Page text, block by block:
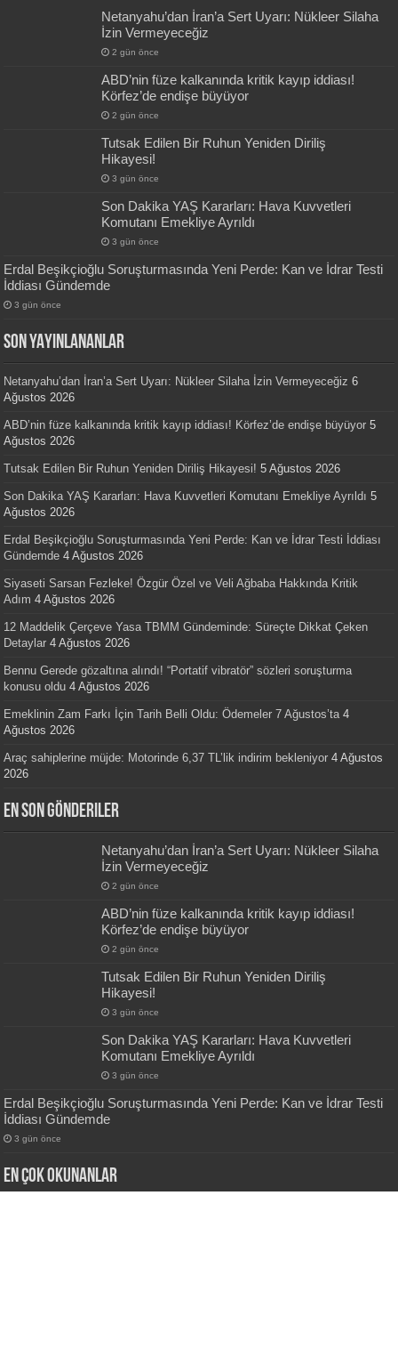
Netanyahu’dan İran’a Sert Uyarı: Nükleer Silaha
İzin Vermeyeceğiz
2 gün önce
ABD’nin füze kalkanında kritik kayıp iddiası!
Körfez’de endişe büyüyor
2 gün önce
Tutsak Edilen Bir Ruhun Yeniden Diriliş
Hikayesi!
3 gün önce
Son Dakika YAŞ Kararları: Hava Kuvvetleri
Komutanı Emekliye Ayrıldı
3 gün önce
Erdal Beşikçioğlu Soruşturmasında Yeni Perde: Kan ve İdrar Testi
İddiası Gündemde
3 gün önce
SON YAYINLANANLAR
Netanyahu’dan İran’a Sert Uyarı: Nükleer Silaha İzin Vermeyeceğiz 6
Ağustos 2026
ABD’nin füze kalkanında kritik kayıp iddiası! Körfez’de endişe büyüyor 5
Ağustos 2026
Tutsak Edilen Bir Ruhun Yeniden Diriliş Hikayesi! 5 Ağustos 2026
Son Dakika YAŞ Kararları: Hava Kuvvetleri Komutanı Emekliye Ayrıldı 5
Ağustos 2026
Erdal Beşikçioğlu Soruşturmasında Yeni Perde: Kan ve İdrar Testi İddiası
Gündemde 4 Ağustos 2026
Siyaseti Sarsan Fezleke! Özgür Özel ve Veli Ağbaba Hakkında Kritik
Adım 4 Ağustos 2026
12 Maddelik Çerçeve Yasa TBMM Gündeminde: Süreçte Dikkat Çeken
Detaylar 4 Ağustos 2026
Bennu Gerede gözaltına alındı! “Portatif vibratör” sözleri soruşturma
konusu oldu 4 Ağustos 2026
Emeklinin Zam Farkı İçin Tarih Belli Oldu: Ödemeler 7 Ağustos’ta 4
Ağustos 2026
Araç sahiplerine müjde: Motorinde 6,37 TL’lik indirim bekleniyor 4 Ağustos
2026
En Son Gönderiler
Netanyahu’dan İran’a Sert Uyarı: Nükleer Silaha
İzin Vermeyeceğiz
2 gün önce
ABD’nin füze kalkanında kritik kayıp iddiası!
Körfez’de endişe büyüyor
2 gün önce
Tutsak Edilen Bir Ruhun Yeniden Diriliş
Hikayesi!
3 gün önce
Son Dakika YAŞ Kararları: Hava Kuvvetleri
Komutanı Emekliye Ayrıldı
3 gün önce
Erdal Beşikçioğlu Soruşturmasında Yeni Perde: Kan ve İdrar Testi
İddiası Gündemde
3 gün önce
En Çok okunanlar